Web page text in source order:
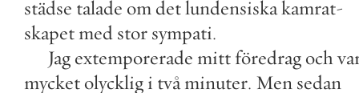
städse talade om detlundensiskakamrat-
skapet med stor sympati.
Jag extemporerade mitt föredrag och
mycket olycklig i två minuter. Men sedan